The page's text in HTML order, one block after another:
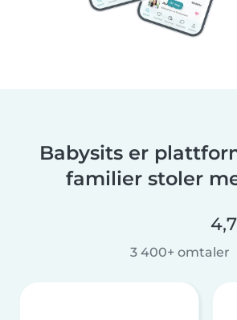
Babysits er
familier stoler
3 400+ omtaler